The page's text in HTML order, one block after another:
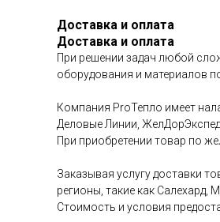
Доставка и оплата
Доставка и оплата
При решении задач любой
оборудования и материалов
Компания ProТепло имеет
Деловые Линии,
При приобретении товар по
Заказывая услугу доставки
регионы, такие как Салехард,
Стоимость и условия